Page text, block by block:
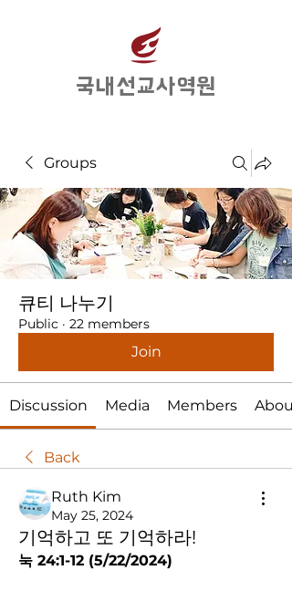
​국내선교사역원
Groups
큐티 나누기
Public · 22 members
Join
Discussion Media Members About
Back
Ruth Kim
May 25, 2024
기억하고 또 기억하라!
눅 24:1-12 (5/22/2024)